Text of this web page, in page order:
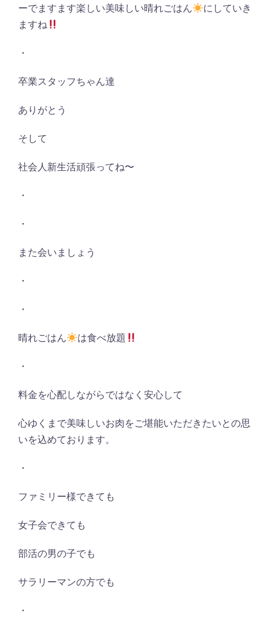
ーでますます楽しい美味しい晴れごはん
にしていき
ますね
・
卒業スタッフちゃん達
ありがとう
そして
社会人新生活頑張ってね〜
・
・
また会いましょう
・
・
晴れごはん は食べ放題
・
料金を心配しながらではなく安心して
心ゆくまで美味しいお肉をご堪能いただきたいとの思
いを込めております。
・
ファミリー様できても
女子会できても
部活の男の子でも
サラリーマンの方でも
・